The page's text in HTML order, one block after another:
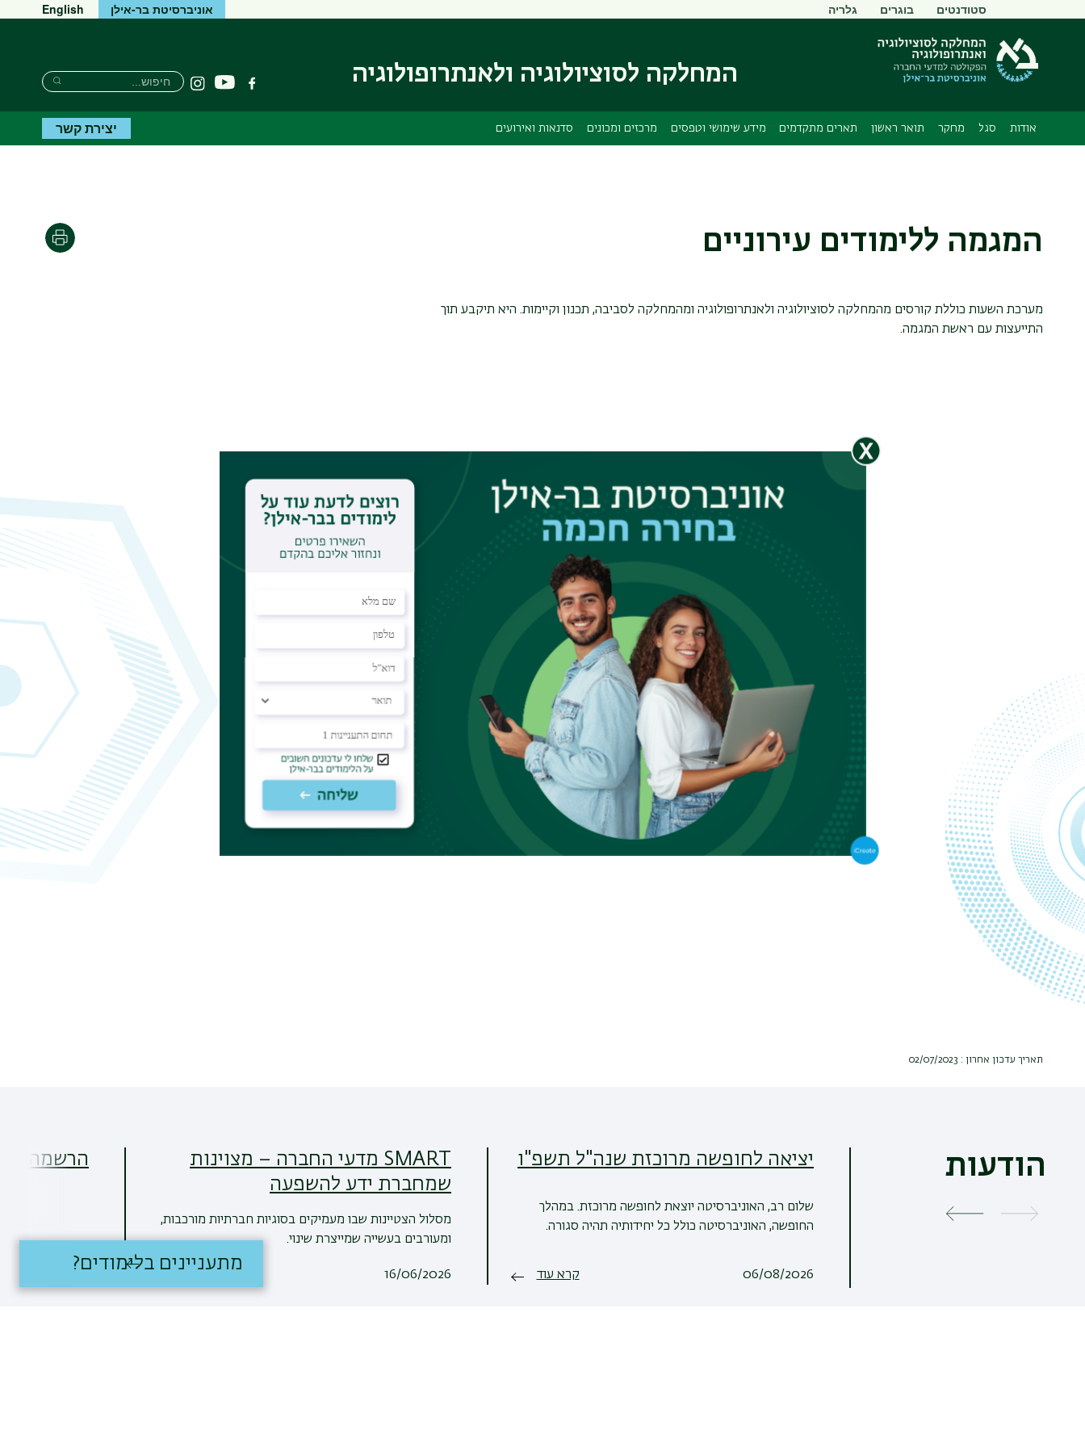
ראשי
תפריט
משני
סטודנטים בוגרים גלריה אוניברסיטת בר-אילן English
המחלקה לסוציולוגיה ולאנתרופולוגיה פייסבוקיוטיוב Instagram
חיפוש
Search
Search
אודות סגל מחקר תואר ראשון תארים מתקדמים מידע שימושי וטפסים מרכזים ומכונים סדנאות ואירועים יצירת קשר
המגמה ללימודים עירוניים Print
מערכת השעות כוללת קורסים מהמחלקה לסוציולוגיה ולאנתרופולוגיה ומהמחלקה לסביבה, תכנון וקיימות. היא תיקבע תוך
התייעצות עם ראשת המגמה.
תאריך עדכון אחרון : 02/07/2023
הודעות יציאה לחופשה מרוכזת שנה"ל תשפ"ו
שלום רב, האוניברסיטה יוצאת לחופשה מרוכזת. במהלך
החופשה, האוניברסיטה כולל כל יחידותיה תהיה סגורה.
06/08/2026 קרא עוד
SMART מדעי החברה – מצוינות
שמחברת ידע להשפעה
מסלול הצטיינות שבו מעמיקים בסוגיות חברתיות מורכבות,
ומעורבים בעשייה שמייצרת שינוי.
16/06/2026
הרשמה
מתעניינים בלימודים?